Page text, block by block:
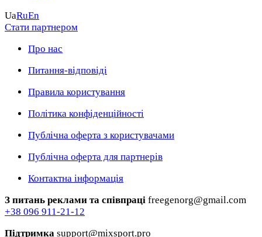
UaRuEn
Стати партнером
Про нас
Питання-відповіді
Правила користування
Політика конфіденційності
Публічна оферта з користувачами
Публічна оферта для партнерів
Контактна інформація
З питань реклами та співпраці freegenorg@gmail.com
+38 096 911-21-12
Підтримка support@mixsport.pro